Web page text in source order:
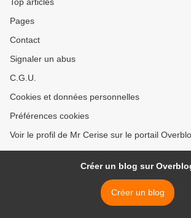
Pages
Contact
Signaler un abus
C.G.U.
Cookies et données personnelles
Préférences cookies
Voir le profil de Mr Cerise sur le portail
Créer un blog sur
Créer un blog